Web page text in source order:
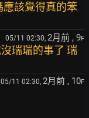
該覺得真的笨
05/11 02:30, 2月前 , 9F
瑞瑞的事了 瑞
05/11 02:30, 2月前 , 10F